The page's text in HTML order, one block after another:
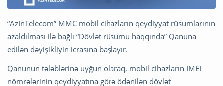
“AzInTelecom” MMC mobil cihazların qeydiyyat rüsumlarının
azaldılması ilə bağlı “Dövlət rüsumu haqqında” Qanuna
edilən dəyişikliyin icrasına başlayır.
Qanunun tələblərinə uyğun olaraq, mobil cihazların IMEI
nömrələrinin qeydiyyatına görə ödənilən dövlət